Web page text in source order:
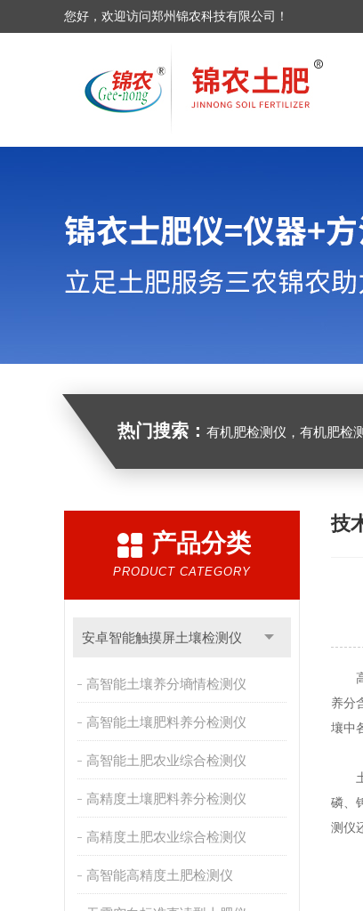
您好，欢迎访问郑州锦农科技有限公司！
热门搜索： 有机肥检测仪，有机肥检测设备，有
产品分类
PRODUCT CATEGORY
安卓智能触摸屏土壤检测仪
高智能土壤养分墒情检测仪
高智能土壤肥料养分检测仪
高智能土肥农业综合检测仪
高精度土壤肥料养分检测仪
高精度土肥农业综合检测仪
高智能高精度土肥检测仪
技
高
养分
壤中
土
磷、
测仪